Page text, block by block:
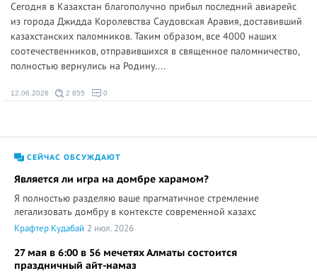
Сегодня в Казахстан благополучно прибыл последний авиарейс
из города Джидда Королевства Саудовская Аравия, доставивший
казахстанских паломников. Таким образом, все 4000 наших
соотечественников, отправившихся в священное паломничество,
полностью вернулись на Родину....
12.06.2026 2 855 0
СЕЙЧАС ОБСУЖДАЮТ
Является ли игра на домбре харамом?
Я полностью разделяю ваше прагматичное стремление
легализовать домбру в контексте современной казахс
Крафтер Кудабай 2 июл. 2026
27 мая в 6:00 в 56 мечетях Алматы состоится
праздничный айт-намаз